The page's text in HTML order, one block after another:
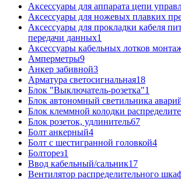
Аксессуары для аппарата цепи
Аксессуары для ножевых плавких
Аксессуары для прокладки кабеля
передачи данных1
Аксессуары кабельных лотков
Амперметры9
Анкер забивной3
Арматура светосигнальная18
Блок "Выключатель-розетка"1
Блок автономный светильника
Блок клеммной колодки
Блок розеток, удлинитель67
Болт анкерный4
Болт с шестигранной головкой4
Болторез1
Ввод кабельный/сальник17
Вентилятор распределительного